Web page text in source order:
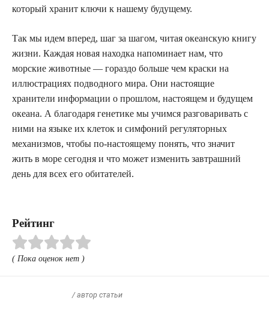
который хранит ключи к нашему будущему.
Так мы идем вперед, шаг за шагом, читая океанскую книгу
жизни. Каждая новая находка напоминает нам, что
морские животные — гораздо больше чем краски на
иллюстрациях подводного мира. Они настоящие
хранители информации о прошлом, настоящем и будущем
океана. А благодаря генетике мы учимся разговаривать с
ними на языке их клеток и симфоний регуляторных
механизмов, чтобы по-настоящему понять, что значит
жить в море сегодня и что может изменить завтрашний
день для всех его обитателей.
Рейтинг
( Пока оценок нет )
/ автор статьи